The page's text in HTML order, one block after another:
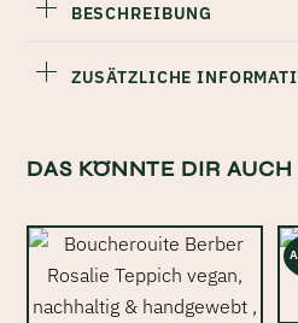
200x126BESCHREIBUNG
ZUSÄTZLICHE
DAS KÖNNTE DIR